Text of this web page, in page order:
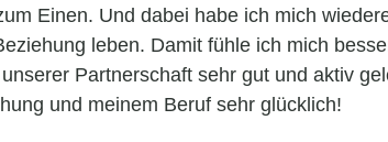
Einen. Und dabei habe ich mich
leben. Damit fühle ich mich
Partnerschaft sehr gut und aktiv
und meinem Beruf sehr glücklich!